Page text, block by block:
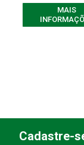
MAIS
Cadastre-